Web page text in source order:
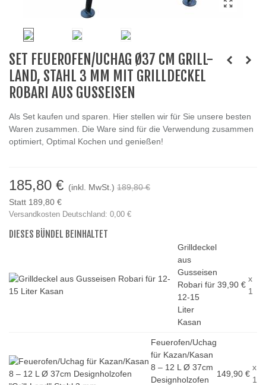
SET FEUEROFEN/UCHAG Ø37 CM GRILL-
LAND, STAHL 3 MM MIT GRILLDECKEL
ROBARI AUS GUSSEISEN
Als Set kaufen und sparen. Hier stellen wir für Sie unsere besten
Waren zusammen. Die Ware sind für die Verwendung zusammen
optimiert, Optimal Kochen und genießen!
185,80 € (inkl. MwSt.) 189,80 €
Statt 189,80 €
Versandkosten Deutschland: 0,00 €
DIESES BÜNDEL BEINHALTET
Grilldeckel
aus
Gusseisen
Robari für
12-15
Liter
Kasan
39,90 €
x
1
Feuerofen/Uchag
für Kazan/Kasan
8 – 12 L Ø 37cm
Designholzofen
149,90 €
x
1